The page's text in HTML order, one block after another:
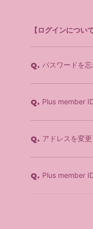
【ログインについ
Q. パスワードを忘
Q. Plus member
Q. アドレスを変
Q. Plus member